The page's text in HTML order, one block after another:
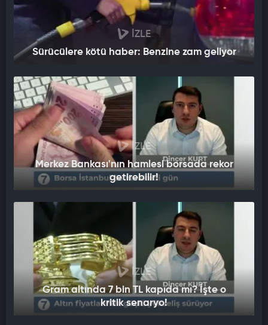
İZLE
Sürücülere kötü haber: Benzine zam geliyor
İZLE
Merkez Bankası'nın hamlesi borsada rekor
getirebilir!
İZLE
Gram altında 7 bin TL kapıda mı? İşte o
kritik senaryo!